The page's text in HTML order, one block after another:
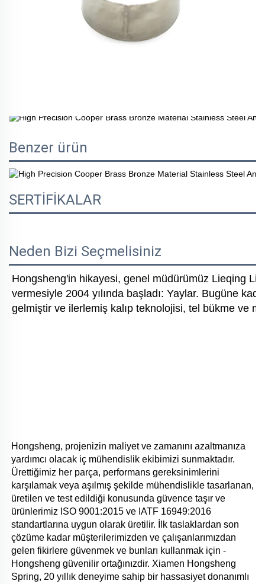
Benzer ürün
SERTİFİKALAR
Neden Bizi Seçmelisiniz
Hongsheng'in hikayesi, genel müdürümüz Lieqing
vermesiyle 2004 yılında başladı: Yaylar. Bugüne
gelmiştir ve ilerlemiş kalıp teknolojisi, tel bükme ve
Hongsheng, projenizin maliyet ve zamanını azaltmanıza
yardımcı olacak iç mühendislik ekibimizi sunmaktadır.
Ürettiğimiz her parça, performans gereksinimlerini
karşılamak veya aşılmış şekilde mühendislikle tasarlanan,
üretilen ve test edildiği konusunda güvence taşır ve
ürünlerimiz ISO 9001:2015 ve IATF 16949:2016
standartlarına uygun olarak üretilir. İlk taslaklardan son
çözüme kadar müşterilerimizden ve çalışanlarımızdan
gelen fikirlere güvenmek ve bunları kullanmak için -
Hongsheng güvenilir ortağınızdir. Xiamen Hongsheng
Spring, 20 yıllık deneyime sahip bir hassasiyet donanımlı